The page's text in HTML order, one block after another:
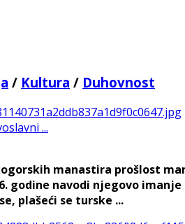
/ Kultura / Duhovnost
...
manastira prošlost
godine navodi njegovo
plašeći se turske ...